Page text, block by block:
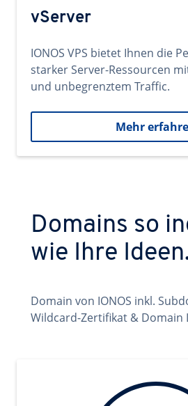
vServer
IONOS VPS bietet Ihnen die
starker Server-Ressourcen
und unbegrenztem Traffic.
Mehr
Domains so
wie Ihre
Domain von IONOS inkl.
Wildcard-Zertifikat & Domain